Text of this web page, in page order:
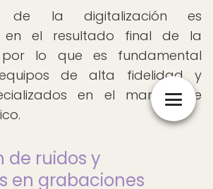
de la digitalización es
en el resultado final de la
por lo que es fundamental
de alta fidelidad y
en el manejo de
de ruidos y
en grabaciones